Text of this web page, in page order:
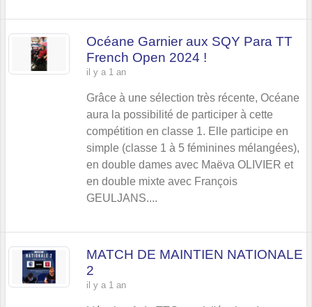
Océane Garnier aux SQY Para TT
French Open 2024 !
il y a 1 an
Grâce à une sélection très récente, Océane
aura la possibilité de participer à cette
compétition en classe 1. Elle participe en
simple (classe 1 à 5 féminines mélangées),
en double dames avec Maëva OLIVIER et
en double mixte avec François
GEULJANS....
MATCH DE MAINTIEN NATIONALE
2
il y a 1 an